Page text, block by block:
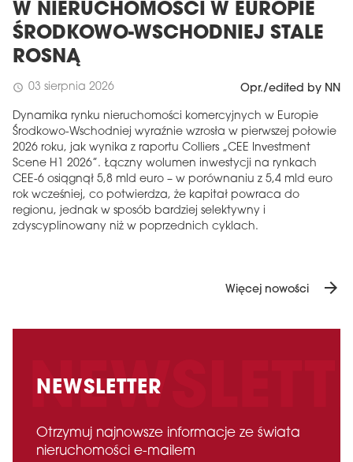
W NIERUCHOMOŚCI W EUROPIE
ŚRODKOWO-WSCHODNIEJ STALE
ROSNĄ
schedule 03 sierpnia 2026 Opr./edited by NN
Dynamika rynku nieruchomości komercyjnych w Europie
Środkowo-Wschodniej wyraźnie wzrosła w pierwszej połowie
2026 roku, jak wynika z raportu Colliers „CEE Investment
Scene H1 2026”. Łączny wolumen inwestycji na rynkach
CEE-6 osiągnął 5,8 mld euro – w porównaniu z 5,4 mld euro
rok wcześniej, co potwierdza, że ​​kapitał powraca do
regionu, jednak w sposób bardziej selektywny i
zdyscyplinowany niż w poprzednich cyklach.
Więcej nowości arrow_forward
NEWSLETTER
Otrzymuj najnowsze informacje ze świata
nieruchomości e-mailem